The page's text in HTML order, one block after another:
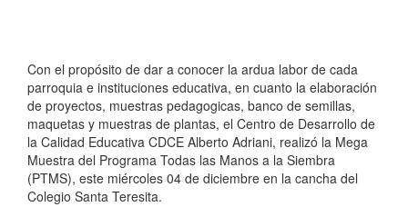
Con el propósito de dar a conocer la ardua labor de cada
parroquia e instituciones educativa, en cuanto la elaboración
de proyectos, muestras pedagogicas, banco de semillas,
maquetas y muestras de plantas, el Centro de Desarrollo de
la Calidad Educativa CDCE Alberto Adriani, realizó la Mega
Muestra del Programa Todas las Manos a la Siembra
(PTMS), este miércoles 04 de diciembre en la cancha del
Colegio Santa Teresita.